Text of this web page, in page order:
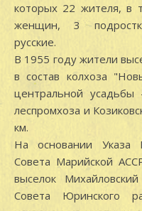
которых 22 жителя, в
женщин, 3
русские.
В 1955 году жители
в состав колхоза
центральной
леспромхоза и
км.
На основании Указа
Совета Марийской
выселок Михайловский
Совета Юринского